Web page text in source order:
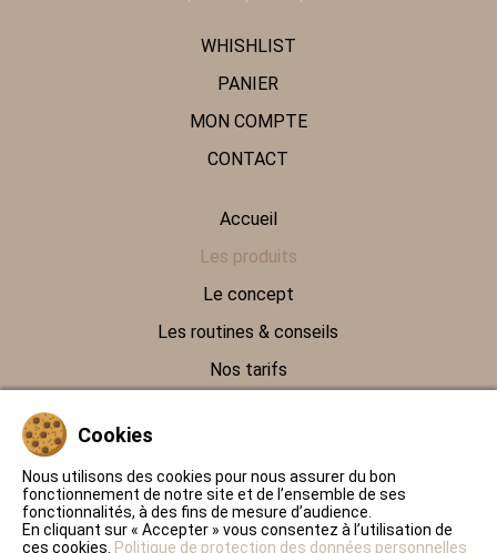
WHISHLIST
PANIER
MON COMPTE
CONTACT
Accueil
Les produits
Le concept
Les routines & conseils
Nos tarifs
Conditions Générales de Ventes
Mentions légales
Cookies
Nous utilisons des cookies pour nous assurer du bon
fonctionnement de notre site et de l’ensemble de ses
fonctionnalités, à des fins de mesure d’audience.
En cliquant sur « Accepter » vous consentez à l’utilisation de
ces cookies. Politique de protection des données personnelles